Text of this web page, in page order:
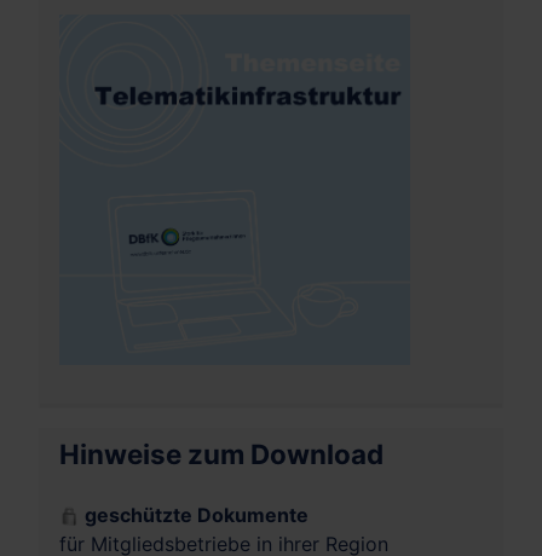
Hinweise zum Download
geschützte Dokumente
für Mitgliedsbetriebe in ihrer Region